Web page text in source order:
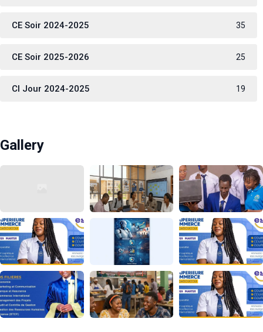
CE Soir 2024-2025 35
CE Soir 2025-2026 25
CI Jour 2024-2025 19
Gallery